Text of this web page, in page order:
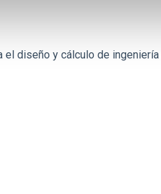
diseño y cálculo de ingeniería